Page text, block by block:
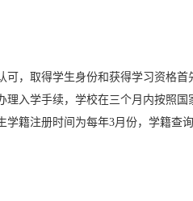
可，取得学生身份和获得学习资格
理入学手续，学校在三个月内按照
学籍注册时间为每年3月份，学籍查